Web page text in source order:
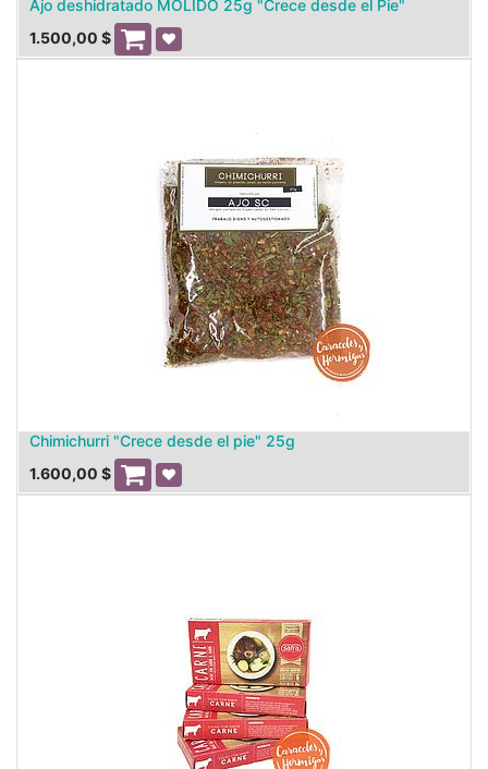
Ajo deshidratado MOLIDO 25g "Crece desde el Pie"
1.500,00 $
Chimichurri "Crece desde el pie" 25g
1.600,00 $